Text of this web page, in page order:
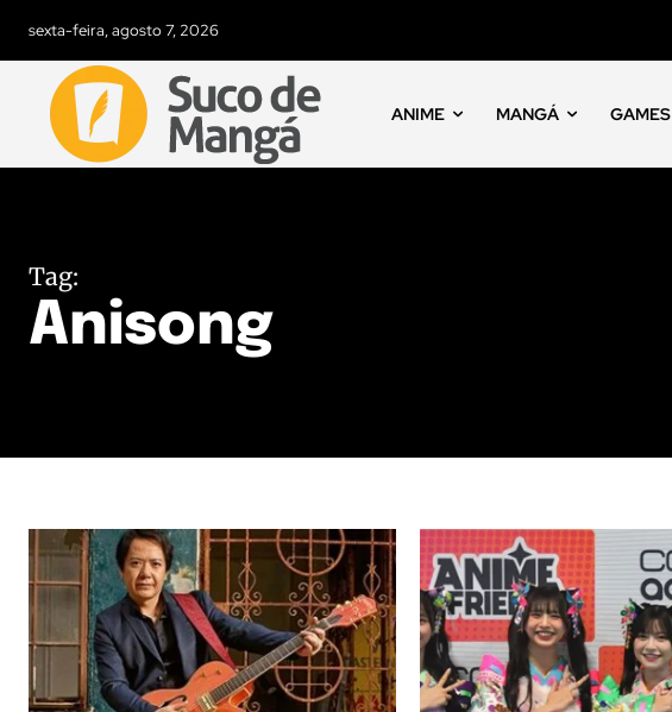
sexta-feira, agosto 7, 2026
ANIME MANGÁ GAMES
Tag:
Anisong